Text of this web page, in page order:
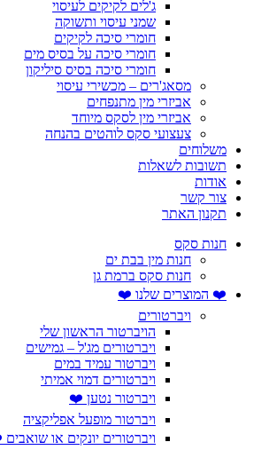
ג'לים לקיקים לעיסוי
שמני עיסוי ותשוקה
חומרי סיכה לקיקים
חומרי סיכה על בסיס מים
חומרי סיכה בסיס סיליקון
מסאג'רים – מכשירי עיסוי
אביזרי מין מתנפחים
אביזרי מין לסקס מיוחד
צעצועי סקס לוהטים בהנחה
משלוחים
תשובות לשאלות
אודות
צור קשר
תקנון האתר
חנות סקס
חנות מין בבת ים
חנות סקס ברמת גן
❤️ המוצרים שלנו ❤️
ויברטורים
הויברטור הראשון שלי
ויברטורים מג'ל – גמישים
ויברטור עמיד במים
ויברטורים דמוי אמיתי
ויברטור נטען ❤️
ויברטור מופעל אפליקציה
ויברטורים יונקים או